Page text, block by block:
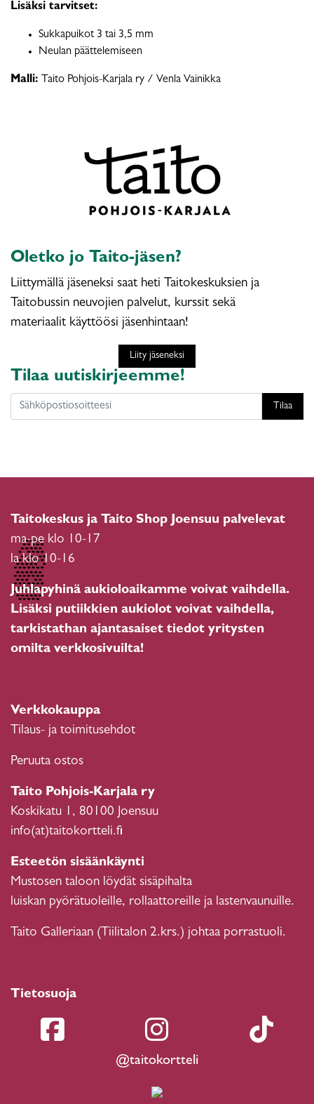
Lisäksi tarvitset:
Sukkapuikot 3 tai 3,5 mm
Neulan päättelemiseen
Malli: Taito Pohjois-Karjala ry / Venla Vainikka
Oletko jo Taito-jäsen?
Liittymällä jäseneksi saat heti Taitokeskuksien ja
Taitobussin neuvojien palvelut, kurssit sekä
materiaalit käyttöösi jäsenhintaan!
Liity jäseneksi
Tilaa uutiskirjeemme!
Tilaa
Taitokeskus ja Taito Shop Joensuu palvelevat
ma-pe klo 10-17
la klo 10-16
Juhlapyhinä aukioloaikamme voivat vaihdella.
Lisäksi putiikkien aukiolot voivat vaihdella,
tarkistathan ajantasaiset tiedot yritysten
omilta verkkosivuilta!
Verkkokauppa
Tilaus- ja toimitusehdot
Peruuta ostos
Taito Pohjois-Karjala ry
Koskikatu 1, 80100 Joensuu
info(at)taitokortteli.fi
Esteetön sisäänkäynti
Mustosen taloon löydät sisäpihalta
luiskan pyörätuoleille, rollaattoreille ja lastenvaunuille.
Taito Galleriaan (Tiilitalon 2.krs.) johtaa porrastuoli.
Tietosuoja
@taitokortteli